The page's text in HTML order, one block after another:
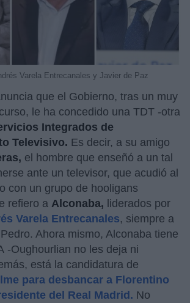
Varela Entrecanales y Javier de Paz
que el Gobierno, tras un muy
le ha concedido una TDT -otra
Integrados de
Televisivo. Es decir, a su amigo
el hombre que enseñó a un tal
ante un televisor, que acudió al
con un grupo de hooligans
refiero a Alconaba, liderados por
Varela Entrecanales, siempre a
Ahora mismo, Alconaba tiene
-Oughourlian no les deja ni
está la candidatura de
para desbancar a Florentino
del Real Madrid. No